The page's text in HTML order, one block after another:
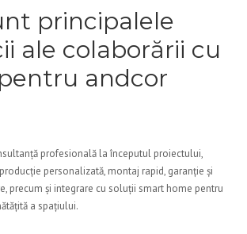
principalele
ale colaborării cu
andcor
profesională la începutul proiectului,
personalizată, montaj rapid, garanție și
precum și integrare cu soluții smart home pentru
a spațiului.